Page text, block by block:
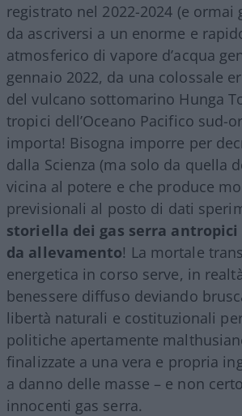
registrato nel 2022-2024 (e ormai
da ascriversi a un enorme e
atmosferico di vapore d’acqua
gennaio 2022, da una colossale
del vulcano sottomarino Hunga
tropici dell’Oceano Pacifico sud-
importa! Bisogna imporre per
dalla Scienza (ma solo da quella
vicina al potere e che produce
previsionali al posto di dati
storiella dei gas serra
da allevamento! La mortale
energetica in corso serve, in
benessere diffuso deviando
libertà naturali e costituzionali
politiche apertamente
finalizzate a una vera e propria
a danno delle masse – e non
innocenti gas serra.